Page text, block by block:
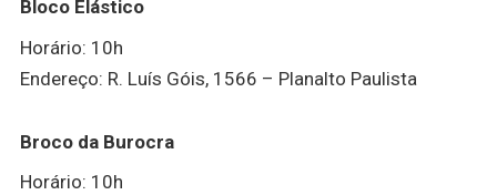
Bloco Elástico
Horário: 10h
Endereço: R. Luís Góis, 1566 – Planalto Paulista
Broco da Burocra
Horário: 10h